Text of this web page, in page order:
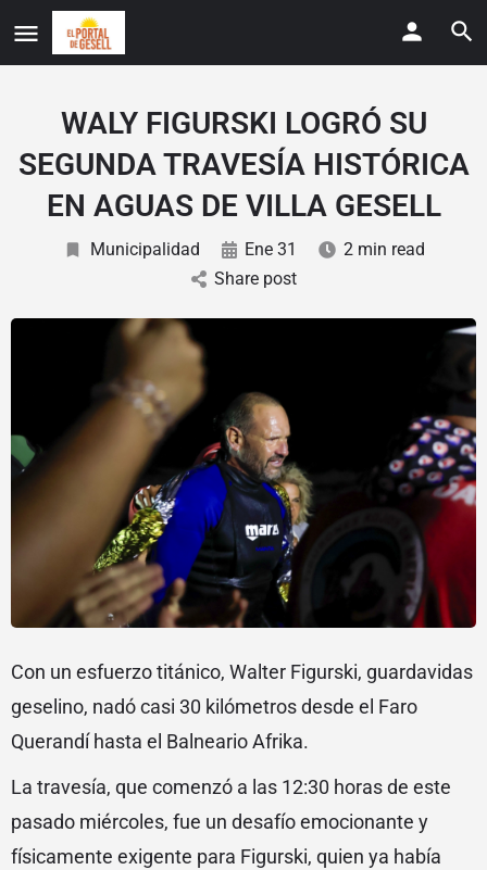
WALY FIGURSKI LOGRÓ SU
SEGUNDA TRAVESÍA HISTÓRICA
EN AGUAS DE VILLA GESELL
Municipalidad Ene 31
2 min read
Share post
Con un esfuerzo titánico, Walter Figurski, guardavidas
geselino, nadó casi 30 kilómetros desde el Faro
Querandí hasta el Balneario Afrika.
La travesía, que comenzó a las 12:30 horas de este
pasado miércoles, fue un desafío emocionante y
físicamente exigente para Figurski, quien ya había